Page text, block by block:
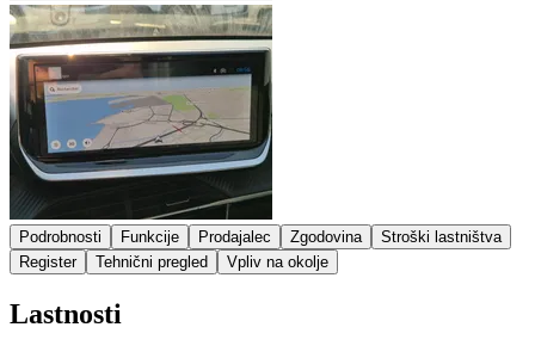
Podrobnosti Funkcije Prodajalec Zgodovina
Stroški lastništva
Register
Tehnični pregled Vpliv na okolje
Lastnosti